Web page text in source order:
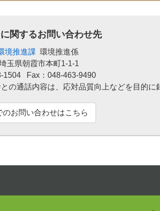
関するお問い合わせ先
境推進課 環境推進係
玉県朝霞市本町1-1-1
1504
Fax：048-463-9490
の通話内容は、応対品質向上などを目的に
のお問い合わせはこちら